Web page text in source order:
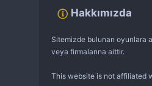
Hakkımızda
Sitemizde bulunan oyunlara
veya firmalarına aittir.
This website is not affiliated